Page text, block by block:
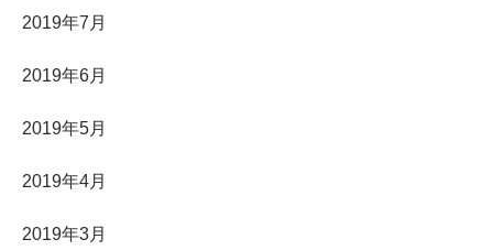
2019年7月
2019年6月
2019年5月
2019年4月
2019年3月